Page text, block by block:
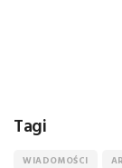
Tagi
WIADOMOŚCI